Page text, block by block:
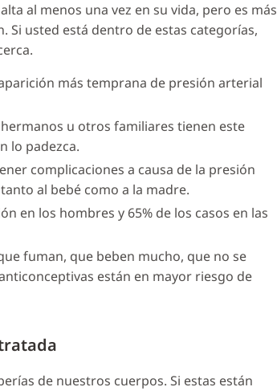
al menos una vez en su vida, pero es más
Si usted está dentro de estas categorías,
más temprana de presión arterial
u otros familiares tienen este
lo padezca.
complicaciones a causa de la presión
al bebé como a la madre.
en los hombres y 65% de los casos en las
fuman, que beben mucho, que no se
están en mayor riesgo de
de nuestros cuerpos. Si estas están